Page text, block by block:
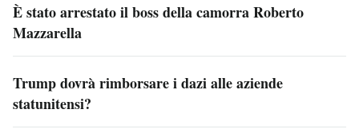
È stato arrestato il boss della camorra Roberto
Mazzarella
Trump dovrà rimborsare i dazi alle aziende
statunitensi?